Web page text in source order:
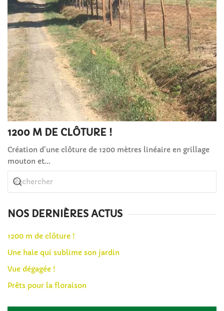
1200 M DE CLÔTURE !
Création d’une clôture de 1200 mètres linéaire en grillage
mouton et...
NOS DERNIÈRES ACTUS
1200 m de clôture !
Une haie qui sublime son jardin
Vue dégagée !
Prêts pour la floraison